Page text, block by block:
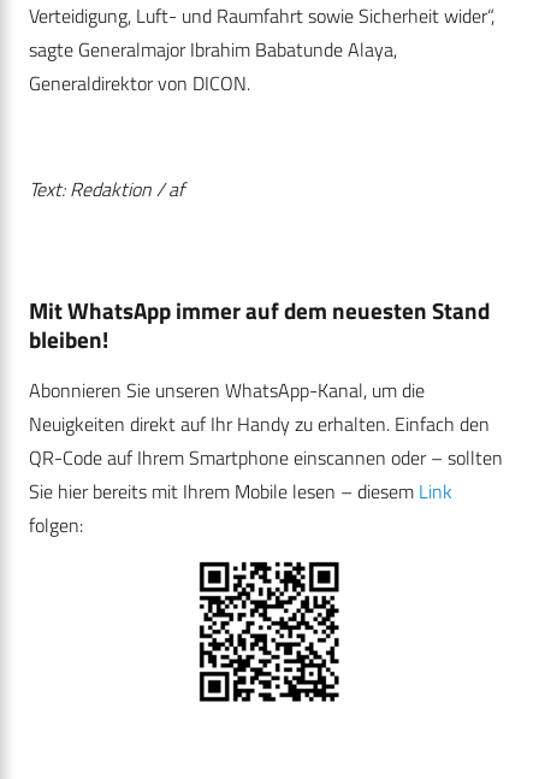
Verteidigung, Luft- und Raumfahrt sowie Sicherheit wider“,
sagte Generalmajor Ibrahim Babatunde Alaya,
Generaldirektor von DICON.
Text: Redaktion / af
Mit WhatsApp immer auf dem neuesten Stand
bleiben!
Abonnieren Sie unseren WhatsApp-Kanal, um die
Neuigkeiten direkt auf Ihr Handy zu erhalten. Einfach den
QR-Code auf Ihrem Smartphone einscannen oder – sollten
Sie hier bereits mit Ihrem Mobile lesen – diesem Link
folgen: